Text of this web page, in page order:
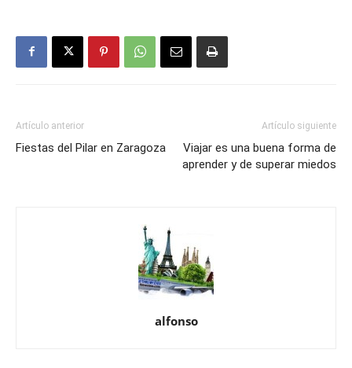
Artículo anterior
Fiestas del Pilar en Zaragoza
Artículo siguiente
Viajar es una buena forma de
aprender y de superar miedos
alfonso